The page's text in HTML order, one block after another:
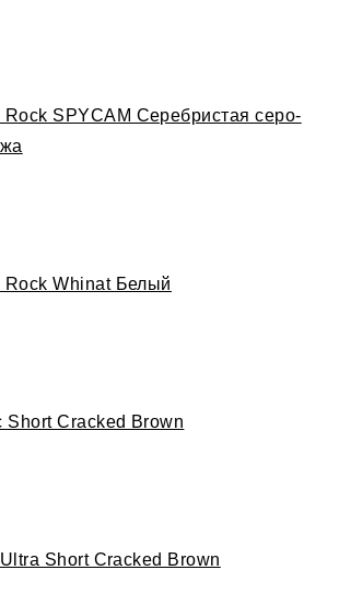
Rock SPYCAM Серебристая серо-
Rock Whinat Белый
Short Cracked Brown
Short Cracked Brown